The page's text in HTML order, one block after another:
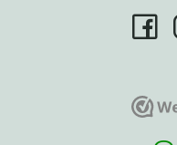
WebwinkelKeur